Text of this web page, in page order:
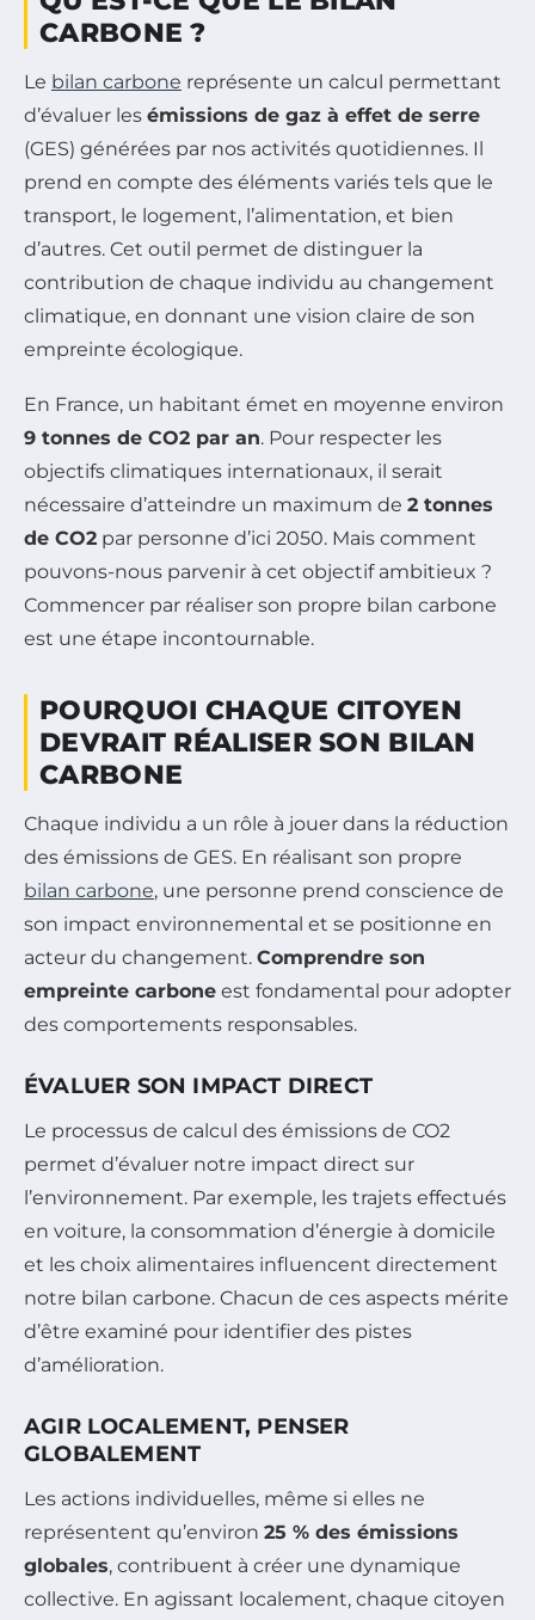
CARBONE ?
Le bilan carbone représente un calcul permettant
d’évaluer les émissions de gaz à effet de serre
(GES) générées par nos activités quotidiennes. Il
prend en compte des éléments variés tels que le
transport, le logement, l’alimentation, et bien
d’autres. Cet outil permet de distinguer la
contribution de chaque individu au changement
climatique, en donnant une vision claire de son
empreinte écologique.
En France, un habitant émet en moyenne environ
9 tonnes de CO2 par an. Pour respecter les
objectifs climatiques internationaux, il serait
nécessaire d’atteindre un maximum de 2 tonnes
de CO2 par personne d’ici 2050. Mais comment
pouvons-nous parvenir à cet objectif ambitieux ?
Commencer par réaliser son propre bilan carbone
est une étape incontournable.
POURQUOI CHAQUE CITOYEN
DEVRAIT RÉALISER SON BILAN
CARBONE
Chaque individu a un rôle à jouer dans la réduction
des émissions de GES. En réalisant son propre
bilan carbone, une personne prend conscience de
son impact environnemental et se positionne en
acteur du changement. Comprendre son
empreinte carbone est fondamental pour adopter
des comportements responsables.
ÉVALUER SON IMPACT DIRECT
Le processus de calcul des émissions de CO2
permet d’évaluer notre impact direct sur
l’environnement. Par exemple, les trajets effectués
en voiture, la consommation d’énergie à domicile
et les choix alimentaires influencent directement
notre bilan carbone. Chacun de ces aspects mérite
d’être examiné pour identifier des pistes
d’amélioration.
AGIR LOCALEMENT, PENSER
GLOBALEMENT
Les actions individuelles, même si elles ne
représentent qu’environ 25 % des émissions
globales, contribuent à créer une dynamique
collective. En agissant localement, chaque citoyen